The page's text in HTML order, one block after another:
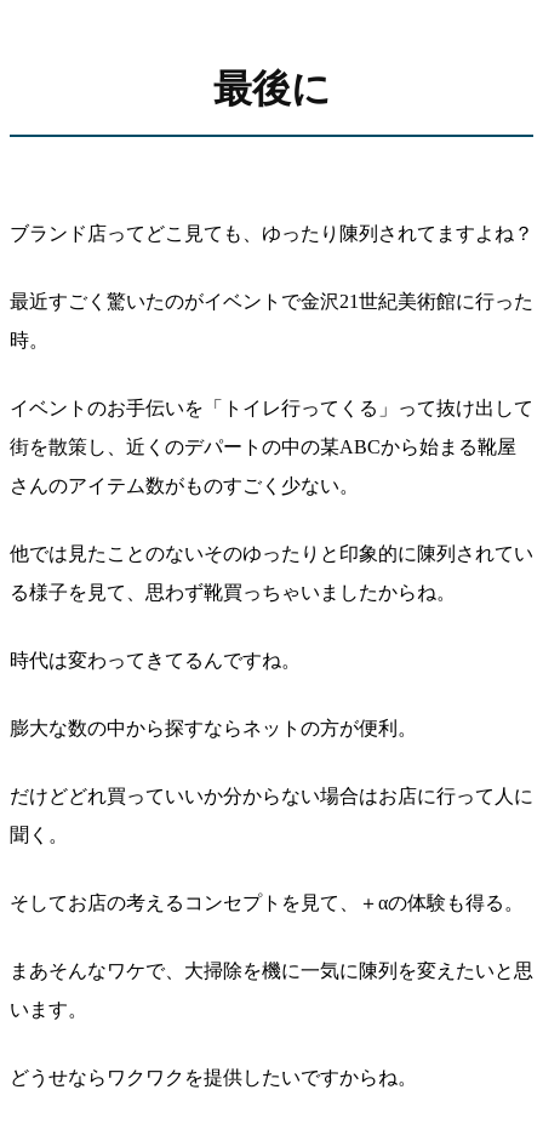
最後に
ブランド店ってどこ見ても、ゆったり陳列されてますよね？
最近すごく驚いたのがイベントで金沢21世紀美術館に行った
時。
イベントのお手伝いを「トイレ行ってくる」って抜け出して
街を散策し、近くのデパートの中の某ABCから始まる靴屋
さんのアイテム数がものすごく少ない。
他では見たことのないそのゆったりと印象的に陳列されてい
る様子を見て、思わず靴買っちゃいましたからね。
時代は変わってきてるんですね。
膨大な数の中から探すならネットの方が便利。
だけどどれ買っていいか分からない場合はお店に行って人に
聞く。
そしてお店の考えるコンセプトを見て、＋αの体験も得る。
まあそんなワケで、大掃除を機に一気に陳列を変えたいと思
います。
どうせならワクワクを提供したいですからね。